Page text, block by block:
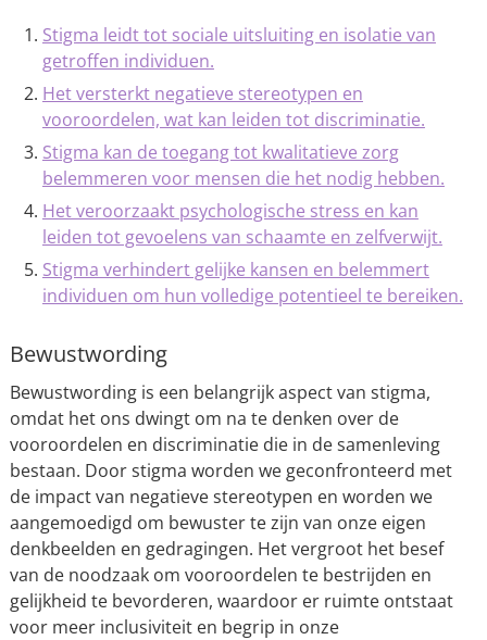
Stigma leidt tot sociale uitsluiting en isolatie van
getroffen individuen.
Het versterkt negatieve stereotypen en
vooroordelen, wat kan leiden tot discriminatie.
Stigma kan de toegang tot kwalitatieve zorg
belemmeren voor mensen die het nodig hebben.
Het veroorzaakt psychologische stress en kan
leiden tot gevoelens van schaamte en zelfverwijt.
Stigma verhindert gelijke kansen en belemmert
individuen om hun volledige potentieel te bereiken.
Bewustwording
Bewustwording is een belangrijk aspect van stigma,
omdat het ons dwingt om na te denken over de
vooroordelen en discriminatie die in de samenleving
bestaan. Door stigma worden we geconfronteerd met
de impact van negatieve stereotypen en worden we
aangemoedigd om bewuster te zijn van onze eigen
denkbeelden en gedragingen. Het vergroot het besef
van de noodzaak om vooroordelen te bestrijden en
gelijkheid te bevorderen, waardoor er ruimte ontstaat
voor meer inclusiviteit en begrip in onze